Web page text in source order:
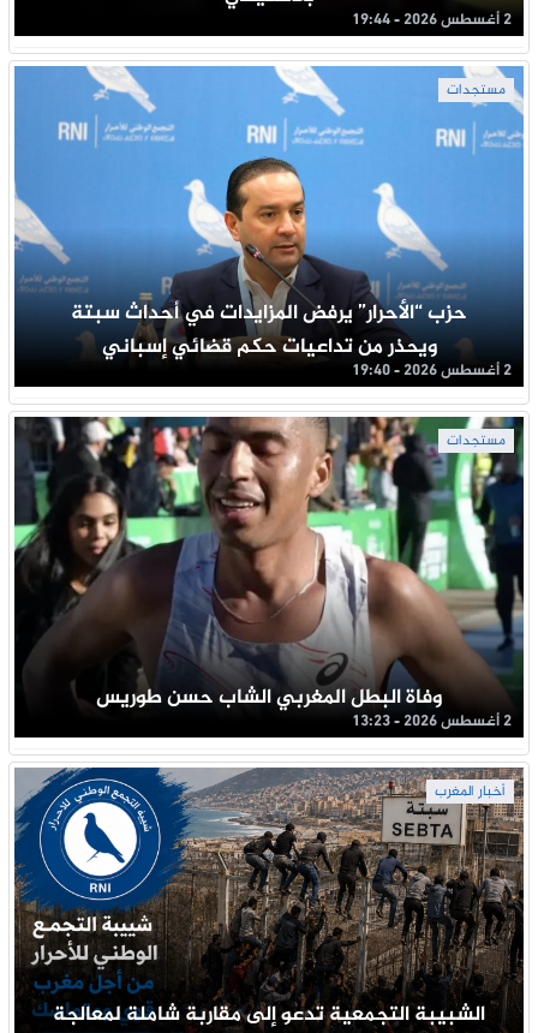
2 أغسطس 2026 - 19:44
مستجدات
حزب “الأحرار” يرفض المزايدات في أحداث سبتة
ويحذر من تداعيات حكم قضائي إسباني
2 أغسطس 2026 - 19:40
مستجدات
وفاة البطل المغربي الشاب حسن طوريس
2 أغسطس 2026 - 13:23
أخبار المغرب
الشبيبة التجمعية تدعو إلى مقاربة شاملة لمعالجة